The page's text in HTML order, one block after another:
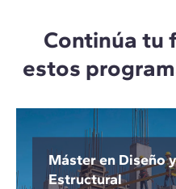
Continúa tu
estos
Máster en Diseño
Estructural